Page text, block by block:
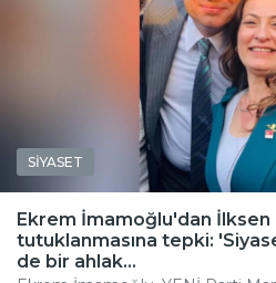
SİYASET
Ekrem İmamoğlu'dan İlksen
tutuklanmasına tepki:
de bir ahlak...